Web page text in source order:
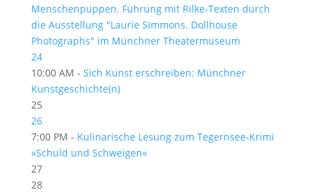
Menschenpuppen. Führung mit Rilke-Texten durch
die Ausstellung "Laurie Simmons. Dollhouse
Photographs" im Münchner Theatermuseum
24
10:00 AM - Sich Kunst erschreiben: Münchner
Kunstgeschichte(n)
25
26
7:00 PM - Kulinarische Lesung zum Tegernsee-Krimi
»Schuld und Schweigen«
27
28